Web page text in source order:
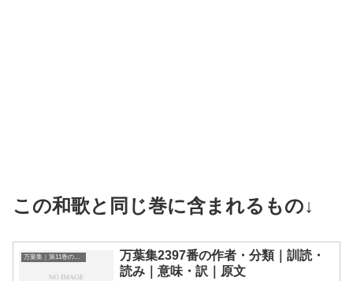
この和歌と同じ巻に含まれるもの↓
万葉集｜第11巻の和歌一覧
万葉集2397番の作者・分類｜訓読・
読み｜意味・訳｜原文